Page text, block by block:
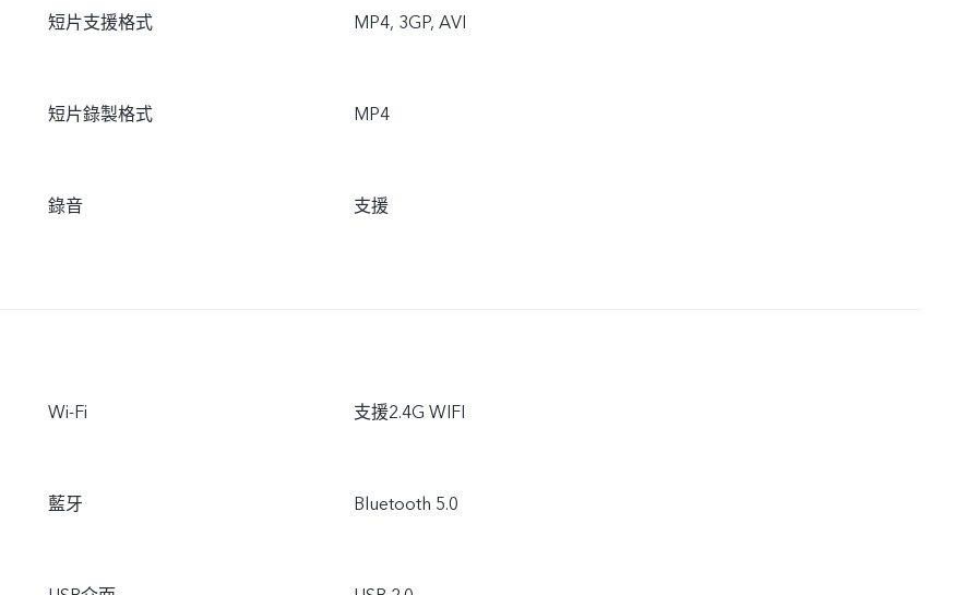
短片支援格式 MP4, 3GP, AVI
短片錄製格式 MP4
錄音 支援
Wi-Fi 支援2.4G WIFI
藍牙 Bluetooth 5.0